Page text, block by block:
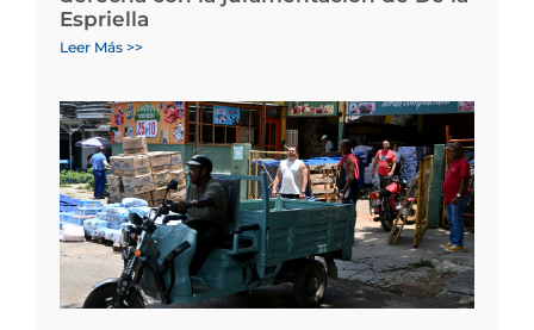
Espriella
Leer Más >>